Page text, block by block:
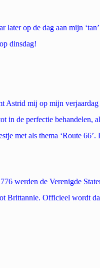
op de dag aan mijn
dinsdag!
Astrid mij op mijn verjaardag
in de perfectie behandelen,
met als thema ‘Route
werden de Verenigde
Brittannie. Officieel wordt